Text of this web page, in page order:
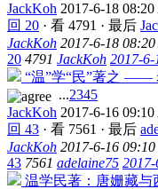
JackKoh 2017-6-18
回 20 · 看 4791 · 最后
JackKoh 2017-6-18
20 4791 JackKoh 2017-
“温”学“民”著之 ——
...2345
JackKoh 2017-6-16
回 43 · 看 7561 · 最后
JackKoh 2017-6-16
43 7561 adelaine75
温学民著：唐姗藏与